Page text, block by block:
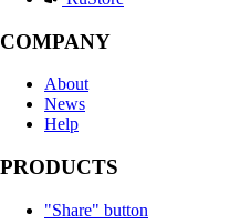
COMPANY
About
News
Help
PRODUCTS
"Share" button